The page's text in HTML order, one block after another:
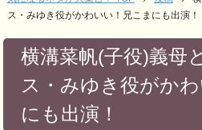
ス・みゆき役がかわいい！兄こまにも出演
横溝菜帆(子役)義母
ス・みゆき役がか
にも出演！